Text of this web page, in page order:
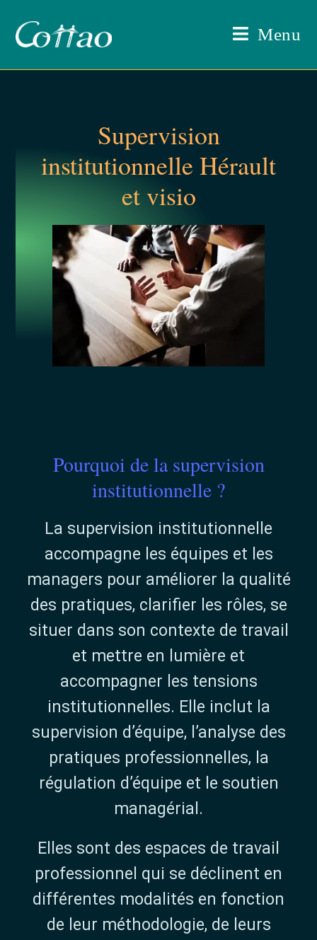
Menu
Supervision
institutionnelle Hérault
et visio
Pourquoi de la supervision
institutionnelle ?
La supervision institutionnelle
accompagne les équipes et les
managers pour améliorer la qualité
des pratiques, clarifier les rôles, se
situer dans son contexte de travail
et mettre en lumière et
accompagner les tensions
institutionnelles. Elle inclut la
supervision d’équipe, l’analyse des
pratiques professionnelles, la
régulation d’équipe et le soutien
managérial.
Elles sont des espaces de travail
professionnel qui se déclinent en
différentes modalités en fonction
de leur méthodologie, de leurs